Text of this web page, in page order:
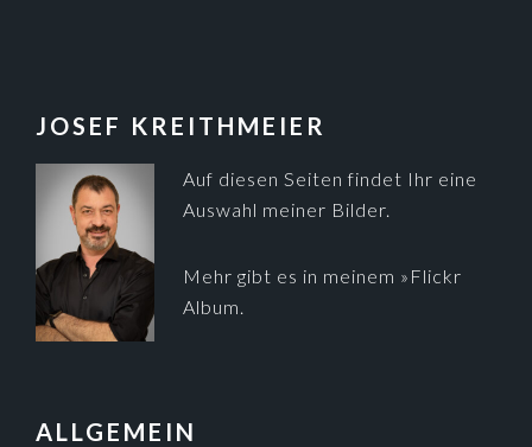
FOOTER
JOSEF KREITHMEIER
Auf diesen Seiten findet Ihr eine
Auswahl meiner Bilder.
Mehr gibt es in meinem »Flickr
Album.
ALLGEMEIN